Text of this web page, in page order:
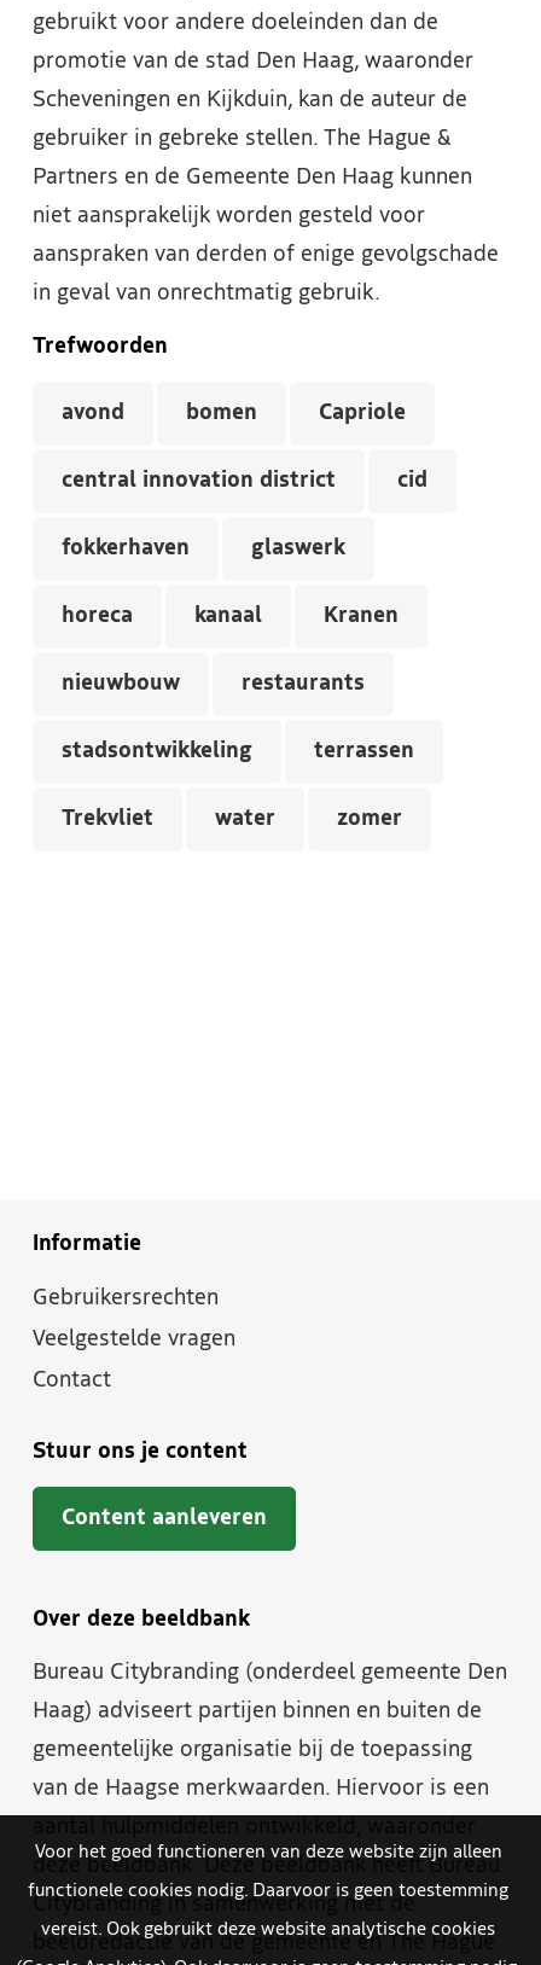
gebruikt voor andere doeleinden dan de
promotie van de stad Den Haag, waaronder
Scheveningen en Kijkduin, kan de auteur de
gebruiker in gebreke stellen. The Hague &
Partners en de Gemeente Den Haag kunnen
niet aansprakelijk worden gesteld voor
aanspraken van derden of enige gevolgschade
in geval van onrechtmatig gebruik.
Trefwoorden
avond bomen Capriole
central innovation district cid
fokkerhaven glaswerk
horeca kanaal Kranen
nieuwbouw restaurants
stadsontwikkeling terrassen
Trekvliet water zomer
Informatie
Gebruikersrechten
Veelgestelde vragen
Contact
Stuur ons je content
Content aanleveren
Over deze beeldbank
Bureau Citybranding (onderdeel gemeente Den
Haag) adviseert partijen binnen en buiten de
gemeentelijke organisatie bij de toepassing
van de Haagse merkwaarden. Hiervoor is een
deze beeldbank. Deze beeldbank heeft Bureau
Citybranding in samenwerking met de
beeldredactie van de gemeente en The Hague
Voor het goed functioneren van deze website zijn alleen
functionele cookies nodig. Daarvoor is geen toestemming
vereist. Ook gebruikt deze website analytische cookies